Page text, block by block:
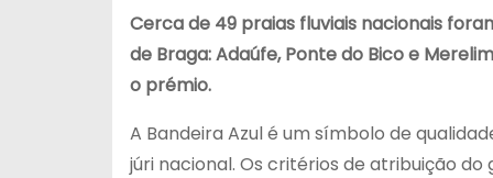
Cerca de 49 praias fluviais nacionais
de Braga: Adaúfe, Ponte do Bico e
o prémio.
A Bandeira Azul é um símbolo de
júri nacional. Os critérios de atribuição